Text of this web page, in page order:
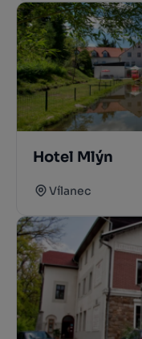
Hotel Mlýn
Vílanec